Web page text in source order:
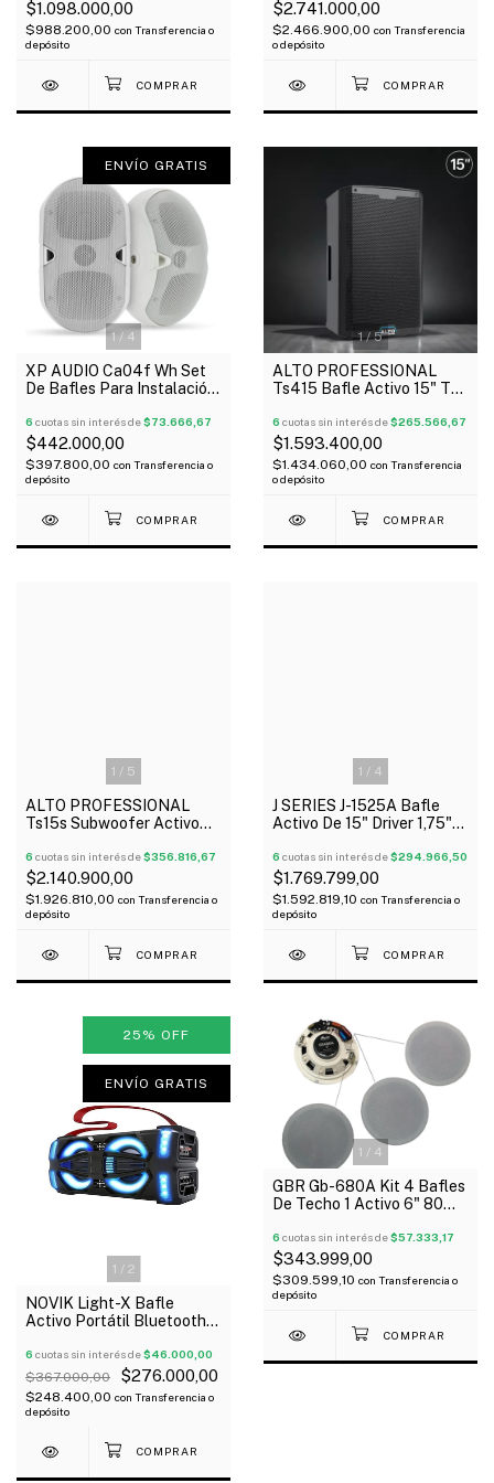
$1.098.000,00
$988.200,00 con Transferencia o
depósito
$2.741.000,00
$2.466.900,00 con Transferencia
o depósito
1 / 4
ENVÍO GRATIS
XP AUDIO Ca04f Wh Set
De Bafles Para Instalación
6 cuotas sin interés de$73.666,67
$442.000,00
$397.800,00 con Transferencia o
depósito
1/5
ALTO PROFESSIONAL
Ts415 Bafle Activo 15" Ts4
Bluetooth
6 cuotas sin interés de$265.566,67
$1.593.400,00
$1.434.060,00 con Transferencia
o depósito
1 / 5
ALTO PROFESSIONAL
Ts15s Subwoofer Activo
6 cuotas sin interés de$356.816,67
$2.140.900,00
$1.926.810,00 con Transferencia o
depósito
1 / 4
J SERIES J-1525A Bafle
Activo De 15" Driver 1,75"
6 cuotas sin interés de$294.966,50
$1.769.799,00
$1.592.819,10 con Transferencia o
depósito
1 / 2
25 % OFF
ENVÍO GRATIS
NOVIK Light-X Bafle
Activo Portátil Bluetooth
Oferta!
6 cuotas sin interés de$46.000,00
$367.000,00 $276.000,00
$248.400,00 con Transferencia o
depósito
1 / 4
GBR Gb-680A Kit 4 Bafles
De Techo 1 Activo 6" 80W
6 cuotas sin interés de$57.333,17
$343.999,00
$309.599,10 con Transferencia o
depósito